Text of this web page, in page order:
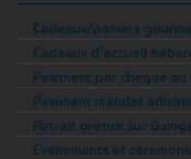
Cadeaux/paniers
Cadeaux d’accueil
Paiement par chèque ou
Paiement mandat
Retrait gratuit sur
Evénements et